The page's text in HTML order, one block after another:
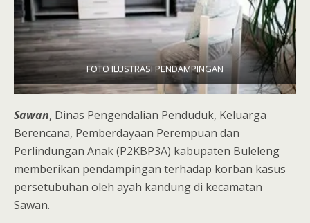
FOTO ILUSTRASI PENDAMPINGAN
Sawan, Dinas Pengendalian Penduduk, Keluarga
Berencana, Pemberdayaan Perempuan dan
Perlindungan Anak (P2KBP3A) kabupaten Buleleng
memberikan pendampingan terhadap korban kasus
persetubuhan oleh ayah kandung di kecamatan
Sawan.